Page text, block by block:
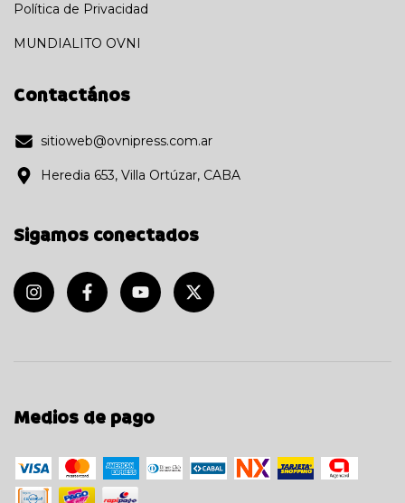
Política de Privacidad
MUNDIALITO OVNI
Contactános
sitioweb@ovnipress.com.ar
Heredia 653, Villa Ortúzar, CABA
Sigamos conectados
Medios de pago